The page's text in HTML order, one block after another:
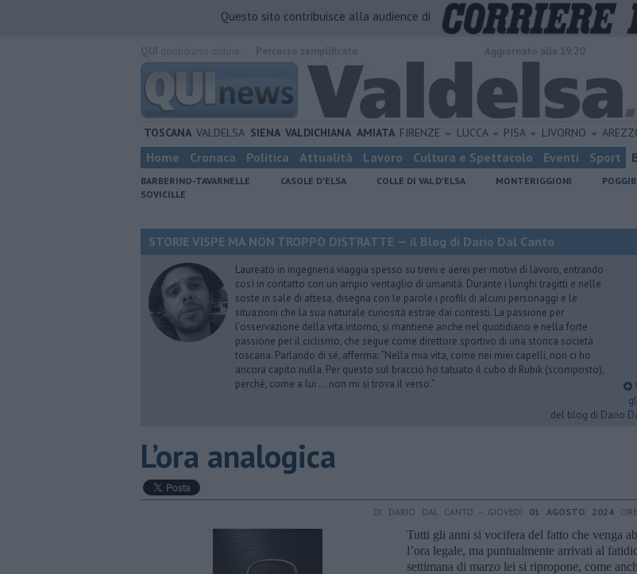
Questo sito contribuisce alla audience di
TOSCANA VALDELSA SIENA VALDICHIANA AMIATA FIRENZE LUCCA PISA LIVORNO
Home Cronaca Politica Attualità Lavoro Cultura e Spettacolo Eventi Sport
BARBERINO-TAVARNELLE CASOLE D'ELSA COLLE DI VAL D'ELSA MONTERIGGIONI
SOVICILLE
STORIE VISPE MA NON TROPPO DISTRATTE — il Blog di Dario Dal Canto
Laureato in ingegneria viaggia spesso su treni e aerei per motivi di lavoro, entrando
così in contatto con un ampio ventaglio di umanità. Durante i lunghi tragitti e nelle
soste in sale di attesa, disegna con le parole i profili di alcuni personaggi e le
situazioni che la sua naturale curiosità estrae dai contesti. La passione per
l’osservazione della vita intorno, si mantiene anche nel quotidiano e nella forte
passione per il ciclismo, che segue come direttore sportivo di una storica società
toscana. Parlando di sé, afferma: “Nella mia vita, come nei miei capelli, non ci ho
ancora capito nulla. Per questo sul braccio ho tatuato il cubo di Rubik (scomposto),
perché, come a lui … non mi si trova il verso.”
del blog di Dario
​L’ora analogica
DI DARIO DAL CANTO - GIOVEDÌ 01 AGOSTO 2024
Tutti gli anni si vocifera del fatto che venga
l’ora legale, ma puntualmente arrivati al
settimana di marzo lei si ripropone, come